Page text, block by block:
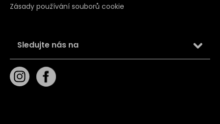
Zásady používání souborů cookie
Sledujte nás na